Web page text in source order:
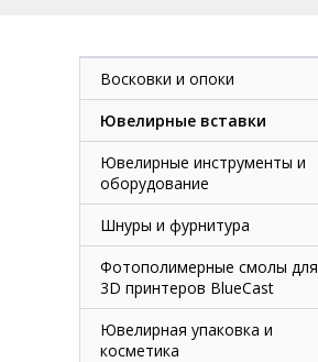
Восковки и опоки
Ювелирные вставки
Ювелирные инструменты и
оборудование
Шнуры и фурнитура
Фотополимерные смолы для
3D принтеров BlueCast
Ювелирная упаковка и
косметика